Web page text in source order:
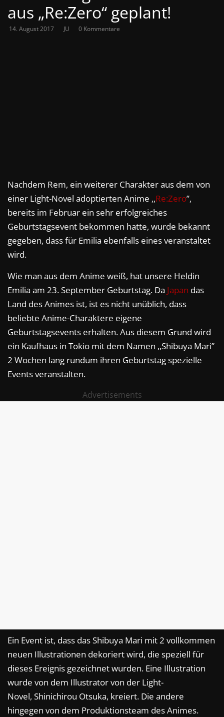
aus „Re:Zero“ geplant!
14. August 2017 JU 0 Kommentare
Nachdem Rem, ein weiterer Charakter aus dem von
einer Light-Novel adoptierten Anime ,,Re:Zero’’,
bereits im Februar ein sehr erfolgreiches
Geburtstagsevent bekommen hatte, wurde bekannt
gegeben, dass für Emilia ebenfalls eines veranstaltet
wird.
Wie man aus dem Anime weiß, hat unsere Heldin
Emilia am 23. September Geburtstag. Da Japan das
Land des Animes ist, ist es nicht unüblich, dass
beliebte Anime-Charaktere eigene
Geburtstagsevents erhalten. Aus diesem Grund wird
ein Kaufhaus in Tokio mit dem Namen ,,Shibuya Mari’’
2 Wochen lang rundum ihren Geburtstag spezielle
Events veranstalten.
Advertisements
Ein Event ist, dass das Shibuya Mari mit 2 vollkommen
neuen Illustrationen dekoriert wird, die speziell für
dieses Ereignis gezeichnet wurden. Eine Illustration
wurde von dem Illustrator von der Light-
Novel, Shinichirou Otsuka, kreiert. Die andere
hingegen von dem Produktionsteam des Animes.